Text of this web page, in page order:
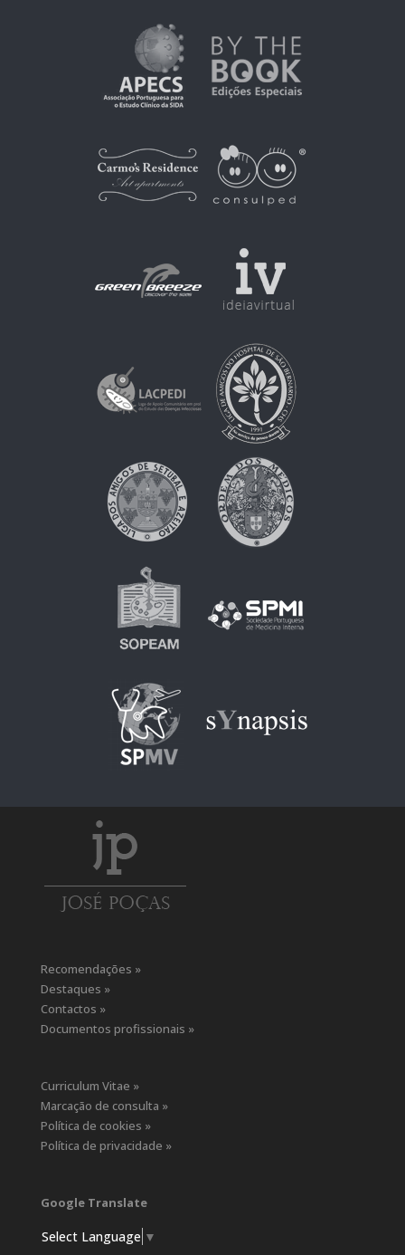
Recomendações »
Destaques »
Contactos »
Documentos profissionais »
Curriculum Vitae »
Marcação de consulta »
Política de cookies »
Política de privacidade »
Google Translate
Select Language ▼